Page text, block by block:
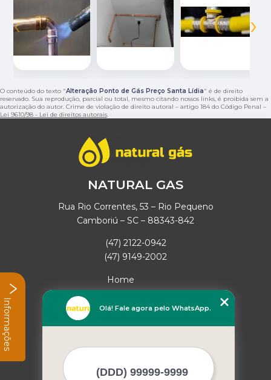
‹ ›
O conteúdo do texto "Alteração Ponto de Gás Preço Santa Lídia" é de direito
reservado. Sua reprodução, parcial ou total, mesmo citando nossos links, é proibida sem a
autorização do autor. Crime de violação de direito autoral – artigo 184 do Código Penal –
Lei 9610/98 - Lei de direitos autorais.
NATURAL GAS
Rua Rio Correntes, 53 – Rio Pequeno
Camboriú – SC – 88343-842
(47) 2122-0942
(47) 9149-2002
Home
Empresa
Missão
Mapa do site
Olá! Fale agora pelo WhatsApp.
Informações